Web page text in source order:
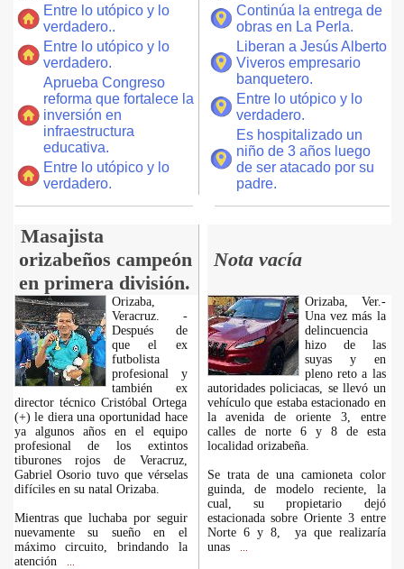
Entre lo utópico y lo
verdadero..
Entre lo utópico y lo
verdadero.
Aprueba Congreso
reforma que fortalece la
inversión en
infraestructura
educativa.
Entre lo utópico y lo
verdadero.
Continúa la entrega de
obras en La Perla.
Liberan a Jesús Alberto
Viveros empresario
banquetero.
Entre lo utópico y lo
verdadero.
Es hospitalizado un
niño de 3 años luego
de ser atacado por su
padre.
Masajista
orizabeños campeón
en primera división.
Nota vacía
Orizaba,
Veracruz. -
Después de
que el ex
futbolista
profesional y
también ex
director técnico Cristóbal Ortega
(+) le diera una oportunidad hace
ya algunos años en el equipo
profesional de los extintos
tiburones rojos de Veracruz,
Gabriel Osorio tuvo que vérselas
difíciles en su natal Orizaba.
Mientras que luchaba por seguir
nuevamente su sueño en el
máximo circuito, brindando la
atención
Orizaba, Ver.-
Una vez más la
delincuencia
hizo de las
suyas y en
pleno reto a las
autoridades policiacas, se llevó un
vehículo que estaba estacionado en
la avenida de oriente 3, entre
calles de norte 6 y 8 de esta
localidad orizabeña.
Se trata de una camioneta color
guinda, de modelo reciente, la
cual, su propietario dejó
estacionada sobre Oriente 3 entre
Norte 6 y 8, ya que realizaría
unas